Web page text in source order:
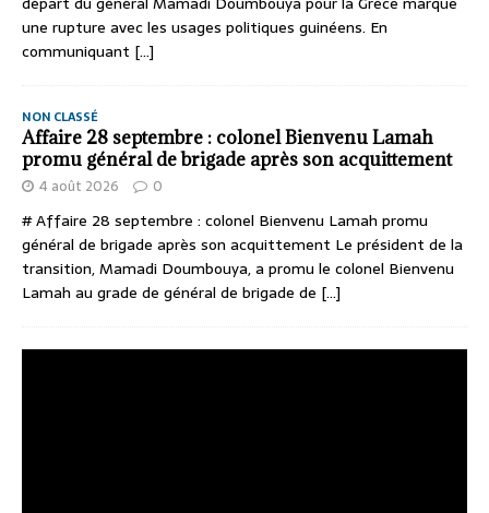
une rupture avec les usages politiques guinéens. En
communiquant [...]
NON CLASSÉ
Affaire 28 septembre : colonel Bienvenu Lamah
promu général de brigade après son acquittement
4 août 2026 0
# Affaire 28 septembre : colonel Bienvenu Lamah promu
général de brigade après son acquittement Le président de la
transition, Mamadi Doumbouya, a promu le colonel Bienvenu
Lamah au grade de général de brigade de [...]